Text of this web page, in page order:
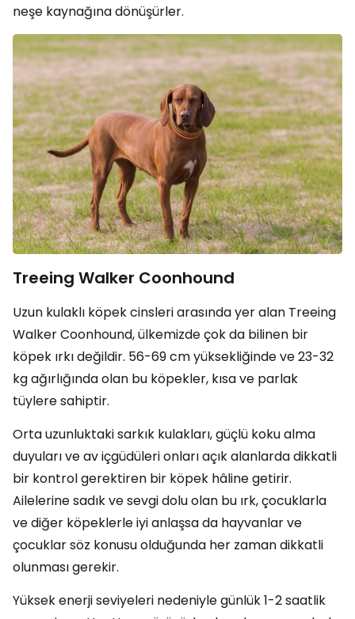
neşe kaynağına dönüşürler.
Treeing Walker Coonhound
Uzun kulaklı köpek cinsleri arasında yer alan Treeing
Walker Coonhound, ülkemizde çok da bilinen bir
köpek ırkı değildir. 56-69 cm yüksekliğinde ve 23-32
kg ağırlığında olan bu köpekler, kısa ve parlak
tüylere sahiptir.
Orta uzunluktaki sarkık kulakları, güçlü koku alma
duyuları ve av içgüdüleri onları açık alanlarda dikkatli
bir kontrol gerektiren bir köpek hâline getirir.
Ailelerine sadık ve sevgi dolu olan bu ırk, çocuklarla
ve diğer köpeklerle iyi anlaşsa da hayvanlar ve
çocuklar söz konusu olduğunda her zaman dikkatli
olunması gerekir.
Yüksek enerji seviyeleri nedeniyle günlük 1-2 saatlik